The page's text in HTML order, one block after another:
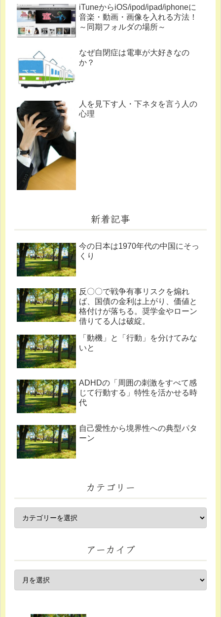
iTuneからiOS/ipod/ipad/iphoneに
音楽・動画・画像を入れる方法！
～同期フォルダの場所～
なぜ自閉症は電車が大好きなの
か？
人を見下す人・下ネタを言う人の
心理
新着記事
今の日本は1970年代の中国にそっ
くり
反〇〇で戦争有事リスクを煽れ
ば、国債の金利は上がり、価値と
格付けが落ちる。奨学金やローン
借りてる人は破綻。
「動機」と「行動」を分けてみな
いと
ADHDの「周囲の刺激をすべて感
じて行動する」特性を活かせる時
代
自己愛性から境界性への典型パタ
ーン
カテゴリー
アーカイブ